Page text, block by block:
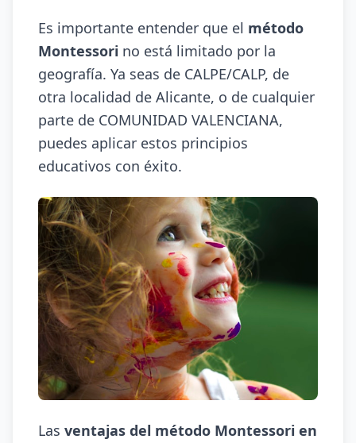
Es importante entender que el método
Montessori no está limitado por la
geografía. Ya seas de CALPE/CALP, de
otra localidad de Alicante, o de cualquier
parte de COMUNIDAD VALENCIANA,
puedes aplicar estos principios
educativos con éxito.
Las ventajas del método Montessori en